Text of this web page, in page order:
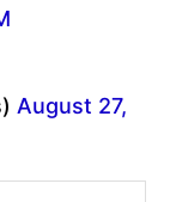
August 27,